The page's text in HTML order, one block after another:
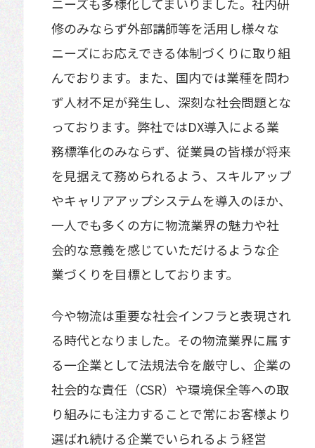
修のみならず外部講師等を活用し様々な
ニーズにお応えできる体制づくりに取り組
んでおります。また、国内では業種を問わ
ず人材不足が発生し、深刻な社会問題とな
っております。弊社ではDX導入による業
務標準化のみならず、従業員の皆様が将来
を見据えて務められるよう、スキルアップ
やキャリアアップシステムを導入のほか、
一人でも多くの方に物流業界の魅力や社
会的な意義を感じていただけるような企
業づくりを目標としております。
今や物流は重要な社会インフラと表現され
る時代となりました。その物流業界に属す
る一企業として法規法令を厳守し、企業の
社会的な責任（CSR）や環境保全等への取
り組みにも注力することで常にお客様より
選ばれ続ける企業でいられるよう経営